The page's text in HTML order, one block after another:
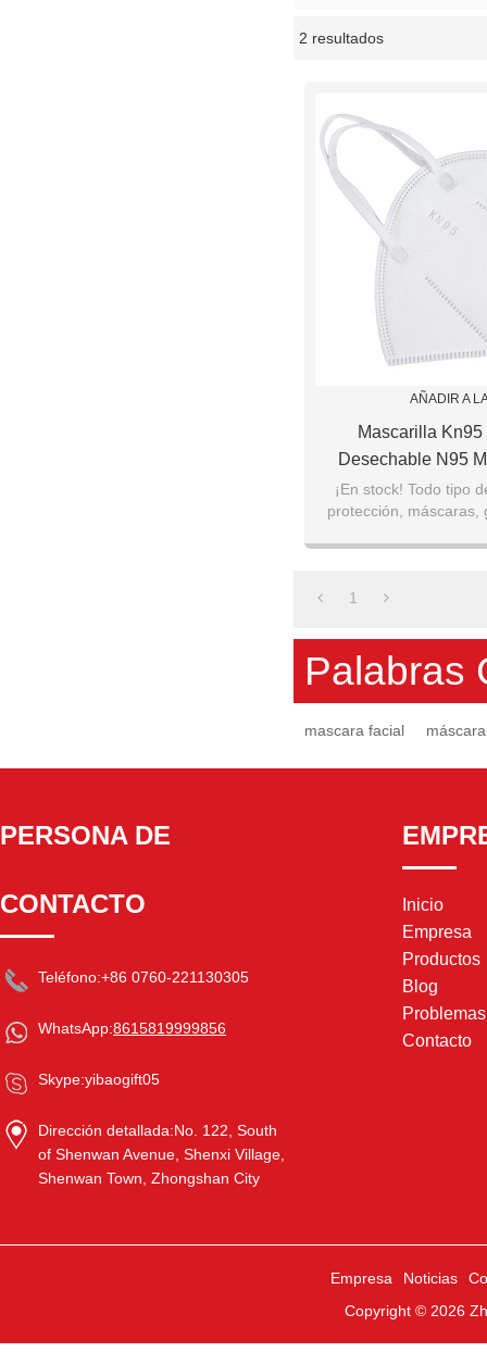
2 resultados
AÑADIR A
Mascarilla
Desechable N95
Contaminación Del
Facial
¡En stock! Todo tipo
protección, máscaras,
etc.
1
Palabras
mascara facial
PERSONA DE
CONTACTO
Teléfono:+86 0760-221130305
WhatsApp:8615819999856
Skype:yibaogift05
Dirección detallada:No. 122, South
of Shenwan Avenue, Shenxi Village,
Shenwan Town, Zhongshan City
Inicio
Empresa
Productos
Blog
Contacto
Empresa Noticias
Copyright © 2026